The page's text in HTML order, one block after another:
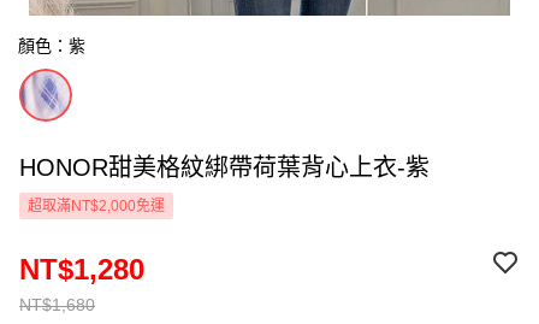
顏色：紫
HONOR甜美格紋綁帶荷葉背心上衣-紫
超取滿NT$2,000免運
NT$1,680
NT$1,280